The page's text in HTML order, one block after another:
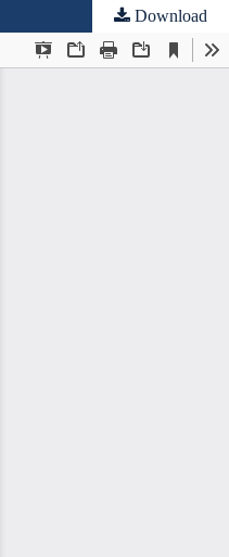
Download